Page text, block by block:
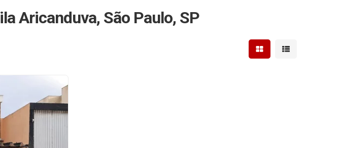
Aricanduva, São Paulo, SP
Mostrar resultados em
Mostrar